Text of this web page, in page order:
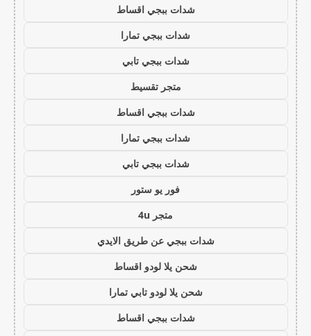
شدات ببجي اقساط
شدات ببجي تمارا
شدات ببجي تابي
متجر تقسيط
شدات ببجي اقساط
شدات ببجي تمارا
شدات ببجي تابي
فور يو ستور
متجر 4u
شدات ببجي عن طريق الايدي
شحن يلا لودو اقساط
شحن يلا لودو تابي تمارا
شدات ببجي اقساط